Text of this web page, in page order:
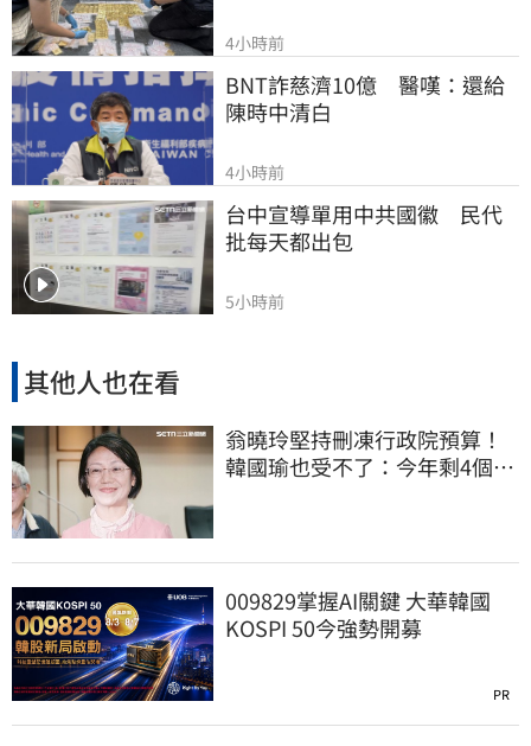
4小時前
BNT詐慈濟10億　醫嘆：還給
陳時中清白
4小時前
台中宣導單用中共國徽　民代
批每天都出包
5小時前
其他人也在看
翁曉玲堅持刪凍行政院預算！
韓國瑜也受不了：今年剩4個月
009829掌握AI關鍵 大華韓國
KOSPI 50今強勢開募
PR